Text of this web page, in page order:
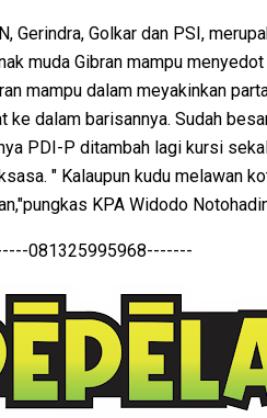
Gerindra, Golkar dan PSI,
muda Gibran mampu
mampu dalam meyakinkan
dalam barisannya. Sudah
PDI-P ditambah lagi kursi
" Kalaupun kudu melawan
KPA Widodo
081325995968-------